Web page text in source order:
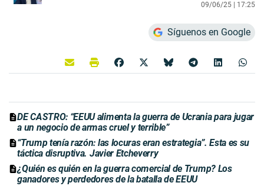
09/06/25 | 17:25
Síguenos en Google
DE CASTRO: “EEUU alimenta la guerra de Ucrania para jugar
a un negocio de armas cruel y terrible”
“Trump tenía razón: las locuras eran estrategia”. Esta es su
táctica disruptiva. Javier Etcheverry
¿Quién es quién en la guerra comercial de Trump? Los
ganadores y perdedores de la batalla de EEUU